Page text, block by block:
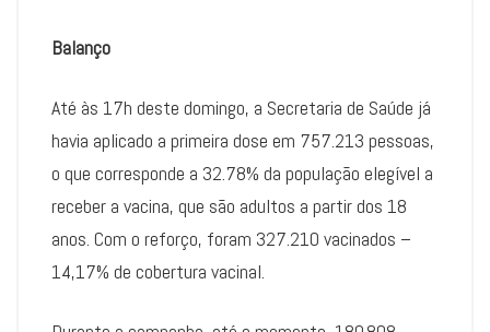
Balanço
Até às 17h deste domingo, a Secretaria de Saúde já
havia aplicado a primeira dose em 757.213 pessoas,
o que corresponde a 32.78% da população elegível a
receber a vacina, que são adultos a partir dos 18
anos. Com o reforço, foram 327.210 vacinados –
14,17% de cobertura vacinal.